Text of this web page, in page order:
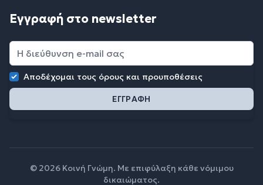
Εγγραφή στο newsletter
Αποδέχομαι τους όρους και προυποθέσεις
© 2026 Κοινή Γνώμη. Με επιφύλαξη κάθε νόμιμου
δικαιώματος.